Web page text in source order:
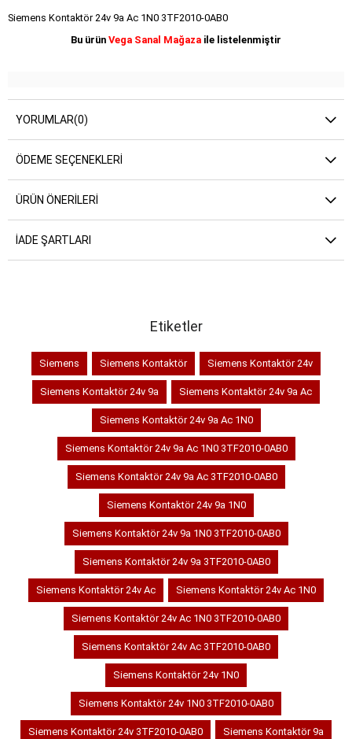
Siemens Kontaktör 24v 9a Ac 1N0 3TF2010-0AB0
Bu ürün Vega Sanal Mağaza ile listelenmiştir
YORUMLAR(0)
ÖDEME SEÇENEKLERI
ÜRÜN ÖNERILERI
İADE ŞARTLARI
Etiketler
Siemens Siemens Kontaktör Siemens Kontaktör 24v
Siemens Kontaktör 24v 9a Siemens Kontaktör 24v 9a Ac
Siemens Kontaktör 24v 9a Ac 1N0
Siemens Kontaktör 24v 9a Ac 1N0 3TF2010-0AB0
Siemens Kontaktör 24v 9a Ac 3TF2010-0AB0
Siemens Kontaktör 24v 9a 1N0
Siemens Kontaktör 24v 9a 1N0 3TF2010-0AB0
Siemens Kontaktör 24v 9a 3TF2010-0AB0
Siemens Kontaktör 24v Ac Siemens Kontaktör 24v Ac 1N0
Siemens Kontaktör 24v Ac 1N0 3TF2010-0AB0
Siemens Kontaktör 24v Ac 3TF2010-0AB0
Siemens Kontaktör 24v 1N0
Siemens Kontaktör 24v 1N0 3TF2010-0AB0
Siemens Kontaktör 24v 3TF2010-0AB0 Siemens Kontaktör 9a